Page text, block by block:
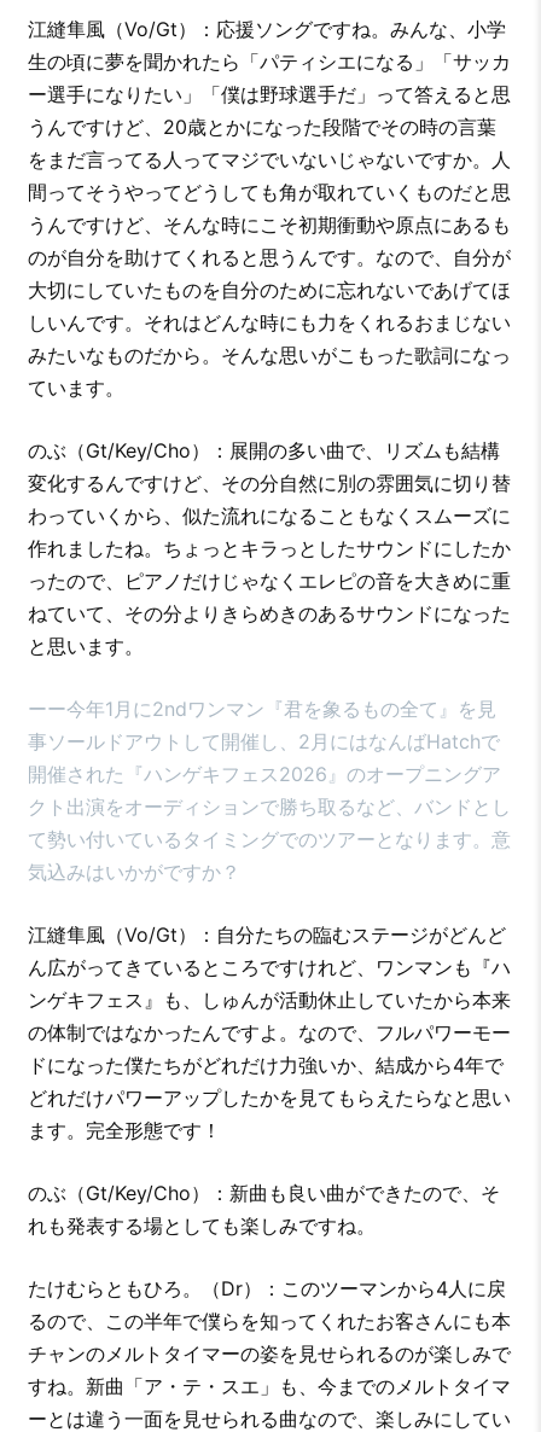
江縫隼風（Vo/Gt）：応援ソングですね。みんな、小学
生の頃に夢を聞かれたら「パティシエになる」「サッカ
ー選手になりたい」「僕は野球選手だ」って答えると思
うんですけど、20歳とかになった段階でその時の言葉
をまだ言ってる人ってマジでいないじゃないですか。人
間ってそうやってどうしても角が取れていくものだと思
うんですけど、そんな時にこそ初期衝動や原点にあるも
のが自分を助けてくれると思うんです。なので、自分が
大切にしていたものを自分のために忘れないであげてほ
しいんです。それはどんな時にも力をくれるおまじない
みたいなものだから。そんな思いがこもった歌詞になっ
ています。
のぶ（Gt/Key/Cho）：展開の多い曲で、リズムも結構
変化するんですけど、その分自然に別の雰囲気に切り替
わっていくから、似た流れになることもなくスムーズに
作れましたね。ちょっとキラっとしたサウンドにしたか
ったので、ピアノだけじゃなくエレピの音を大きめに重
ねていて、その分よりきらめきのあるサウンドになった
と思います。
ーー今年1月に2ndワンマン『君を象るもの全て』を見
事ソールドアウトして開催し、2月にはなんばHatchで
開催された『ハンゲキフェス2026』のオープニングア
クト出演をオーディションで勝ち取るなど、バンドとし
て勢い付いているタイミングでのツアーとなります。意
気込みはいかがですか？
江縫隼風（Vo/Gt）：自分たちの臨むステージがどんど
ん広がってきているところですけれど、ワンマンも『ハ
ンゲキフェス』も、しゅんが活動休止していたから本来
の体制ではなかったんですよ。なので、フルパワーモー
ドになった僕たちがどれだけ力強いか、結成から4年で
どれだけパワーアップしたかを見てもらえたらなと思い
ます。完全形態です！
のぶ（Gt/Key/Cho）：新曲も良い曲ができたので、そ
れも発表する場としても楽しみですね。
たけむらともひろ。（Dr）：このツーマンから4人に戻
るので、この半年で僕らを知ってくれたお客さんにも本
チャンのメルトタイマーの姿を見せられるのが楽しみで
すね。新曲「ア・テ・スエ」も、今までのメルトタイマ
ーとは違う一面を見せられる曲なので、楽しみにしてい